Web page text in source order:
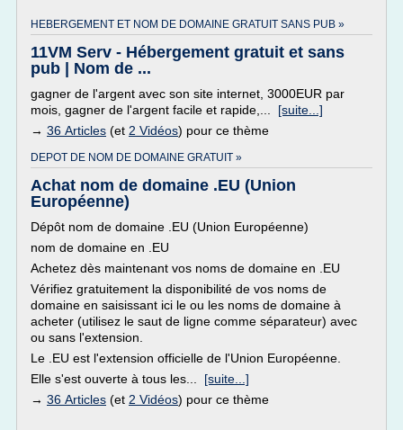
HEBERGEMENT ET NOM DE DOMAINE GRATUIT SANS PUB »
11VM Serv - Hébergement gratuit et sans
pub | Nom de ...
gagner de l'argent avec son site internet, 3000EUR par
mois, gagner de l'argent facile et rapide,... [suite...]
→ 36 Articles (et 2 Vidéos) pour ce thème
DEPOT DE NOM DE DOMAINE GRATUIT »
Achat nom de domaine .EU (Union
Européenne)
Dépôt nom de domaine .EU (Union Européenne)
nom de domaine en .EU
Achetez dès maintenant vos noms de domaine en .EU
Vérifiez gratuitement la disponibilité de vos noms de
domaine en saisissant ici le ou les noms de domaine à
acheter (utilisez le saut de ligne comme séparateur) avec
ou sans l'extension.
Le .EU est l'extension officielle de l'Union Européenne.
Elle s'est ouverte à tous les... [suite...]
→ 36 Articles (et 2 Vidéos) pour ce thème